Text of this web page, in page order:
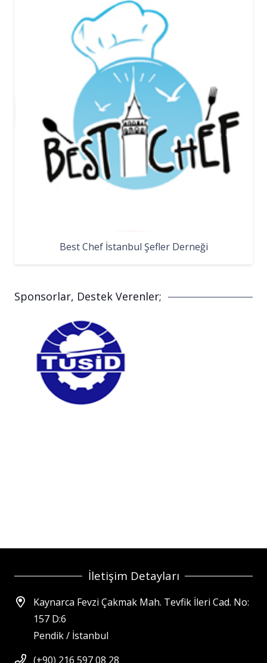
Best Chef İstanbul Şefler Derneği
Sponsorlar, Destek Verenler;
İletişim Detayları
Kaynarca Fevzi Çakmak Mah. Tevfik İleri Cad. No:
157 D:6
Pendik / İstanbul
(+90) 216 597 08 28